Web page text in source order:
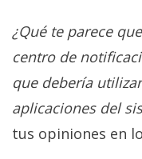
¿Qué te parece
centro de
que debería
aplicaciones del
tus opiniones en